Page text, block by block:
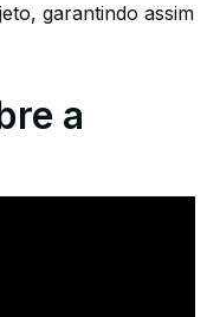
garantindo assim
a